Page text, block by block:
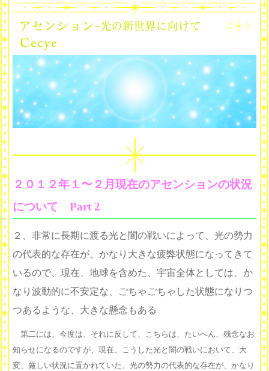
２０１２年１〜２月現在のアセンションの状況
について Part 2
２、非常に長期に渡る光と闇の戦いによって、光の勢力
の代表的な存在が、かなり大きな疲弊状態になってきて
いるので、現在、地球を含めた、宇宙全体としては、か
なり波動的に不安定な、ごちゃごちゃした状態になりつ
つあるような、大きな懸念もある
第二には、今度は、それに反して、こちらは、たいへん、残念なお
知らせになるのですが、現在、こうした光と闇の戦いにおいて、大
変、厳しい状況に置かれていた、光の勢力の代表的な存在が、かなり